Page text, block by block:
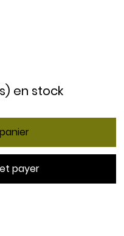
en stock
payer